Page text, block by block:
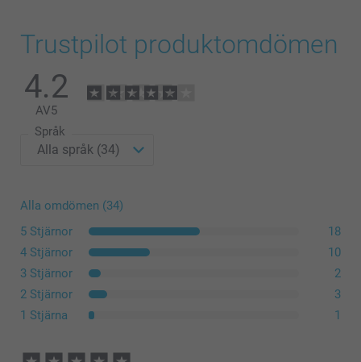
Trustpilot produktomdömen
4.2
AV5
Språk
Alla omdömen (34)
5 Stjärnor
18
4 Stjärnor
10
3 Stjärnor
2
2 Stjärnor
3
1 Stjärna
1